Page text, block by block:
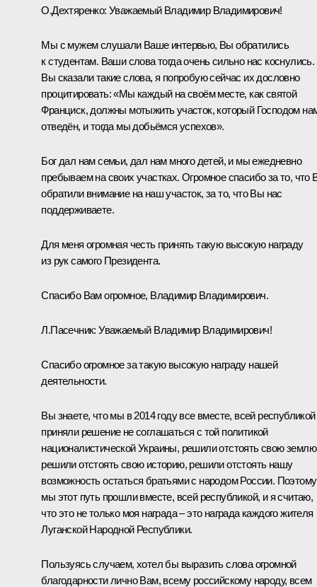
О.Дехтяренко: Уважаемый Владимир Владимирович!
Мы с мужем слушали Ваше интервью, Вы обратились
к студентам. Ваши слова тогда очень сильно нас коснулись.
Вы сказали такие слова, я попробую сейчас их дословно
процитировать: «Мы каждый на своём месте, как святой
Франциск, должны мотыжить участок, который Господом
отведён, и тогда мы добьёмся успехов».
Бог дал нам семьи, дал нам много детей, и мы ежедневно
пребываем на своих участках. Огромное спасибо за то, что
обратили внимание на наш участок, за то, что Вы нас
поддерживаете.
Для меня огромная честь принять такую высокую награду
из рук самого Президента.
Спасибо Вам огромное, Владимир Владимирович.
Л.Пасечник: Уважаемый Владимир Владимирович!
Спасибо огромное за такую высокую награду нашей
деятельности.
Вы знаете, что мы в 2014 году все вместе, всей республикой
приняли решение не соглашаться с той политикой
националистической Украины, решили отстоять свою
решили отстоять свою историю, решили отстоять нашу
возможность остаться братьями с народом России. Поэтому
мы этот путь прошли вместе, всей республикой, и я считаю,
что это не только моя награда – это награда каждого жителя
Луганской Народной Республики.
Пользуясь случаем, хотел бы выразить слова огромной
благодарности лично Вам, всему российскому народу, всем